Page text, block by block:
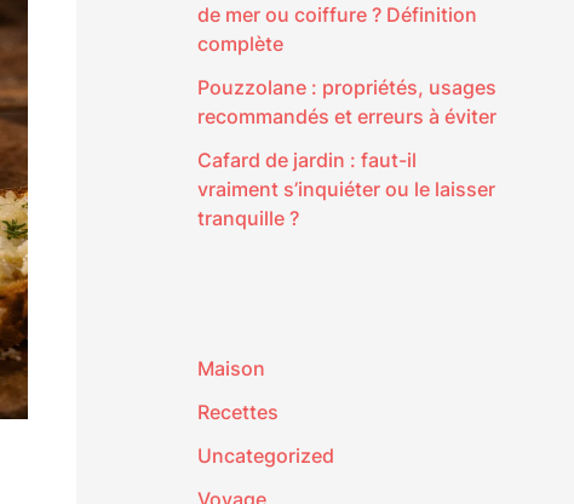
de mer ou coiffure ? Définition
complète
Pouzzolane : propriétés, usages
recommandés et erreurs à éviter
Cafard de jardin : faut-il
vraiment s’inquiéter ou le laisser
tranquille ?
Maison
Recettes
Uncategorized